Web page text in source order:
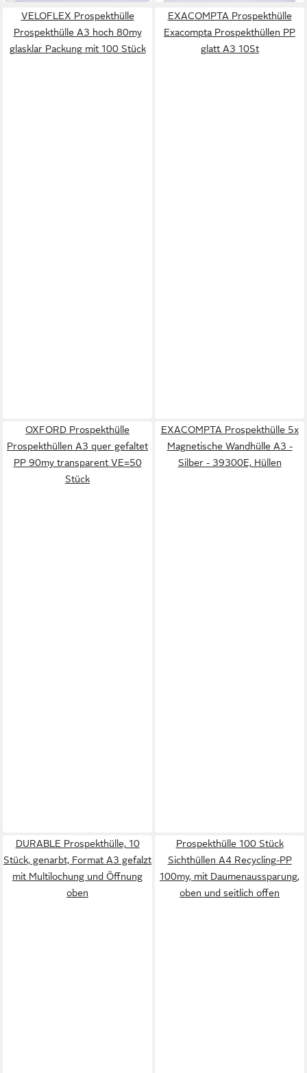
VELOFLEX Prospekthülle
Prospekthülle A3 hoch 80my
glasklar Packung mit 100 Stück
EXACOMPTA Prospekthülle
Exacompta Prospekthüllen PP
glatt A3 10St
OXFORD Prospekthülle
Prospekthüllen A3 quer gefaltet
PP 90my transparent VE=50
Stück
EXACOMPTA Prospekthülle 5x
Magnetische Wandhülle A3 -
Silber - 39300E, Hüllen
DURABLE Prospekthülle, 10
Stück, genarbt, Format A3 gefalzt
mit Multilochung und Öffnung
oben
Prospekthülle 100 Stück
Sichthüllen A4 Recycling-PP
100my, mit Daumenaussparung,
oben und seitlich offen